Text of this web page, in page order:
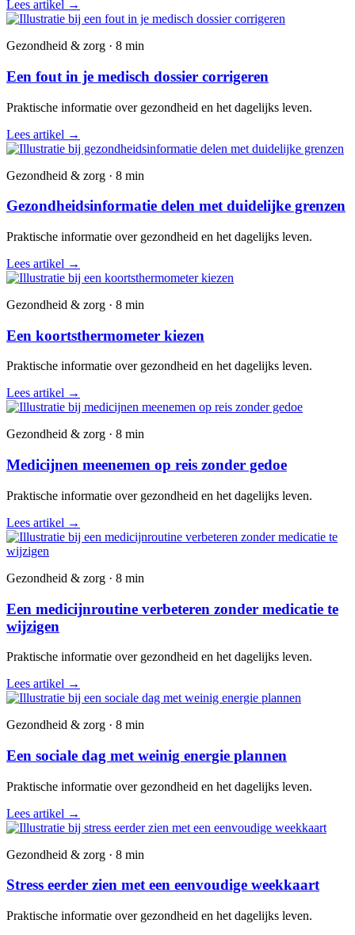
Lees artikel →
Gezondheid & zorg · 8 min
Een fout in je medisch dossier corrigeren
Praktische informatie over gezondheid en het dagelijks leven.
Lees artikel →
Gezondheid & zorg · 8 min
Gezondheidsinformatie delen met duidelijke grenzen
Praktische informatie over gezondheid en het dagelijks leven.
Lees artikel →
Gezondheid & zorg · 8 min
Een koortsthermometer kiezen
Praktische informatie over gezondheid en het dagelijks leven.
Lees artikel →
Gezondheid & zorg · 8 min
Medicijnen meenemen op reis zonder gedoe
Praktische informatie over gezondheid en het dagelijks leven.
Lees artikel →
Gezondheid & zorg · 8 min
Een medicijnroutine verbeteren zonder medicatie te
wijzigen
Praktische informatie over gezondheid en het dagelijks leven.
Lees artikel →
Gezondheid & zorg · 8 min
Een sociale dag met weinig energie plannen
Praktische informatie over gezondheid en het dagelijks leven.
Lees artikel →
Gezondheid & zorg · 8 min
Stress eerder zien met een eenvoudige weekkaart
Praktische informatie over gezondheid en het dagelijks leven.